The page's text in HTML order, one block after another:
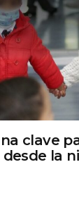
clave
la